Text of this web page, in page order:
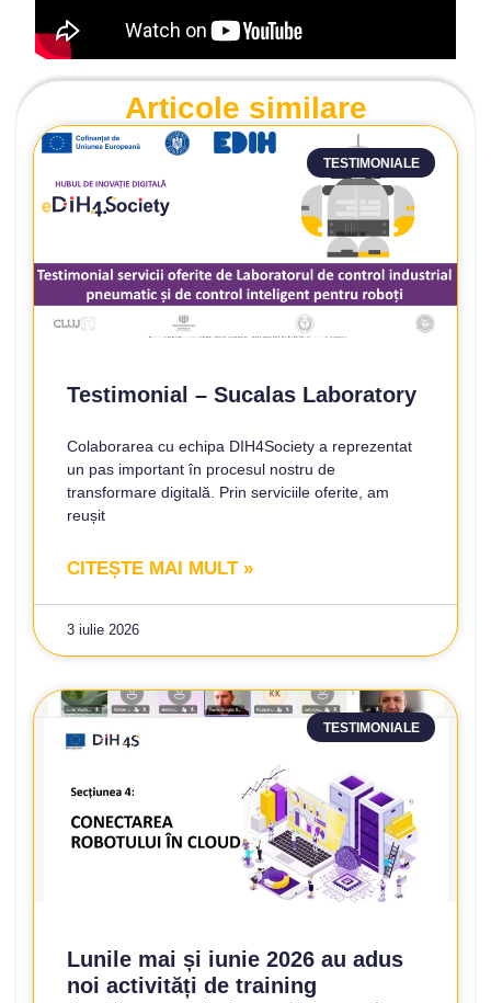
Articole similare
TESTIMONIALE
Testimonial – Sucalas Laboratory
Colaborarea cu echipa DIH4Society a reprezentat
un pas important în procesul nostru de
transformare digitală. Prin serviciile oferite, am
reușit
CITEȘTE MAI MULT »
3 iulie 2026
TESTIMONIALE
Lunile mai și iunie 2026 au adus
noi activități de training